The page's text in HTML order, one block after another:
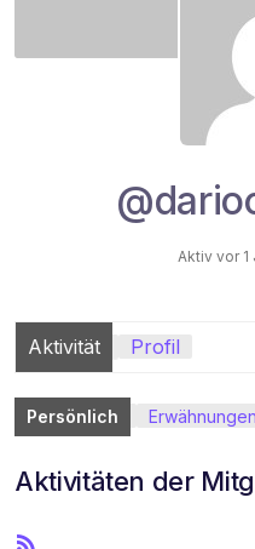
Aktiv vor 1
Aktivität Profil
Persönlich Erwähnungen
Aktivitäten der